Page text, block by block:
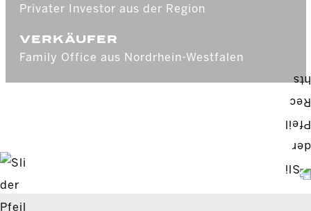
Privater Investor aus der Region
VERKÄUFER
Family Office aus Nordrhein-Westfalen